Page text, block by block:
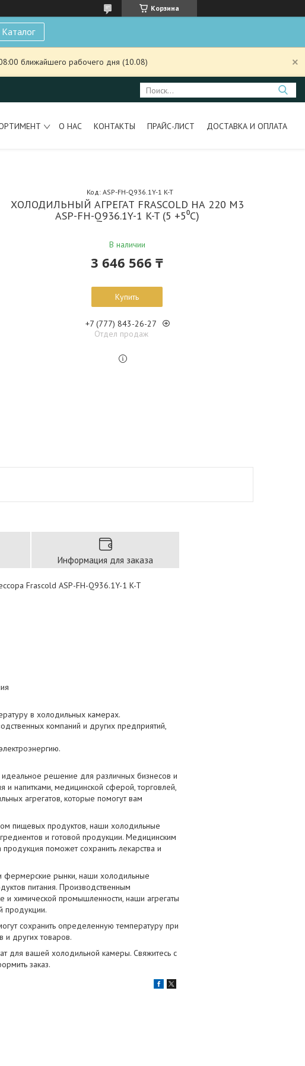
Корзина
Каталог
ближайшего рабочего дня (10.08)
О НАС КОНТАКТЫ ПРАЙС-ЛИСТ ДОСТАВКА И ОПЛАТА
ХОЛОДИЛЬНЫЙ АГРЕГАТ FRASCOLD НА 220 М3
ASP-FH-Q936.1Y-1 K-T (5 +5⁰С)
В наличии
Код:ASP-FH-Q936.1Y-1 K-T
3 646 566 ₸
Купить
+7 (777) 843-26-27
Отдел продаж
Информация для заказа
Frascold ASP-FH-Q936.1Y-1 K-T
в холодильных камерах.
компаний и других предприятий,
решение для различных бизнесов и
и напитками, медицинской сферой, торговлей,
агрегатов, которые помогут вам
пищевых продуктов, наши холодильные
и готовой продукции. Медицинским
поможет сохранить лекарства и
фермерские рынки, наши холодильные
питания. Производственным
химической промышленности, наши агрегаты
продукции.
сохранить определенную температуру при
и других товаров.
для вашей холодильной камеры. Свяжитесь с
заказ.